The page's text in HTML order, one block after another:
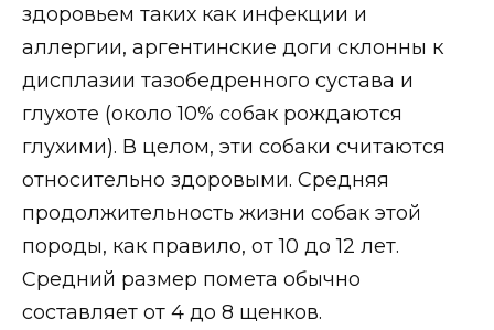
здоровьем таких как инфекции и
аллергии, аргентинские доги склонны к
дисплазии тазобедренного сустава и
глухоте (около 10% собак рождаются
глухими). В целом, эти собаки считаются
относительно здоровыми. Средняя
продолжительность жизни собак этой
породы, как правило, от 10 до 12 лет.
Средний размер помета обычно
составляет от 4 до 8 щенков.